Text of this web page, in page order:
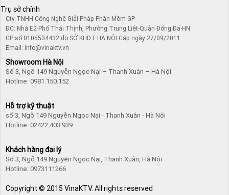
Trụ sở chính
Cty TNHH Công Nghệ Giải Pháp Phần Mềm GP
ĐC: Nhà E2-Phố Thái Thịnh, Phường Trung Liệt-Quận Đống Đa-HN.
GP số 0105534432 do SỞ KHDT HÀ NỘI Cấp ngày 27/09/2011
Email: info@vinaktv.vn
Showroom Hà Nội
Số 3, Ngõ 149 Nguyễn Ngọc Nại – Thanh Xuân – Hà Nội
Hotline: 0981.150.152
Hỗ trợ kỹ thuật
số 3, Ngõ 149 Nguyễn Ngọc Nại - Thanh Xuân - Hà Nội
Hotline: 02422.403.939
Khách hàng đại lý
Số 3, Ngõ 149 Nguyễn Ngọc Nại, Thanh Xuân, Hà Nội
Hotline: 0973111266
Copyright © 2015 VinaKTV. All rights reserved